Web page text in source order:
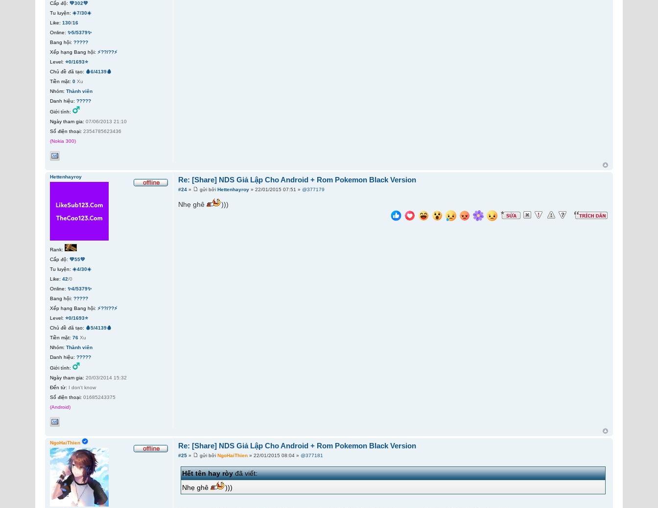
Cấp độ: 💚302💚
Tu luyện: ☀️7/30☀️
Like: 130/16
Online: ✨5/5379✨
Bang hội: ?????
Xếp hạng Bang hội: ⚡??/??⚡
Level: ⭐0/1693⭐
Chủ đề đã tạo: 🩸6/4139🩸
Tiền mặt: 0 Xu
Nhóm: Thành viên
Danh hiệu: ?????
Giới tính:
Ngày tham gia: 07/06/2013 21:10
Số điện thoại: 2354785623436
(Nokia 300)
Re: [Share] NDS Giả Lập Cho Android + Rom Pokemon Black Version
#24 » gửi bởiHettenhayroy » 22/01/2015 07:51 »@377179
Nhẹ ghê )))
Hettenhayroy
Rank:
Cấp độ: 💚55💚
Tu luyện: ☀️4/30☀️
Like: 42/0
Online: ✨4/5379✨
Bang hội: ?????
Xếp hạng Bang hội: ⚡??/??⚡
Level: ⭐0/1693⭐
Chủ đề đã tạo: 🩸5/4139🩸
Tiền mặt: 76 Xu
Nhóm: Thành viên
Danh hiệu: ?????
Giới tính:
Ngày tham gia: 20/03/2014 15:32
Đến từ: I don't know
Số điện thoại: 01685243375
(Android)
Re: [Share] NDS Giả Lập Cho Android + Rom Pokemon Black Version
#25 » gửi bởiNgoHaiThien » 22/01/2015 08:04 »@377181
Hết tên hay ròyđã viết:
Nhẹ ghê
)))
NgoHaiThien